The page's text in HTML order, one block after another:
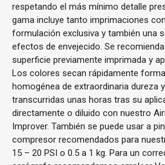
respetando el más mínimo detalle
gama incluye tanto imprimaciones
formulación exclusiva y también una
efectos de envejecido. Se
superficie previamente imprimada y
Los colores secan rápidamente
homogénea de extraordinaria dureza
transcurridas unas horas tras su
directamente o diluido con nuestro
Improver. También se puede usar a
compresor recomendados para
15 – 20 PSI o 0.5 a 1 kg. Para un